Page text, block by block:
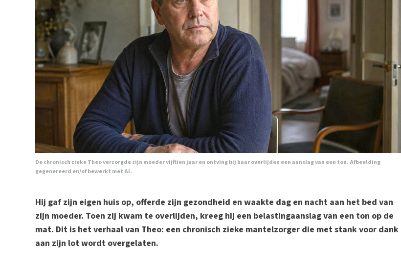
De chronisch zieke Theo verzorgde zijn moeder vijftien jaar en ontving bij haar overlijden een aanslag van een ton. Afbeelding
gegenereerd en/of bewerkt met AI.
Hij gaf zijn eigen huis op, offerde zijn gezondheid en waakte dag en nacht aan het bed van
zijn moeder. Toen zij kwam te overlijden, kreeg hij een belastingaanslag van een ton op de
mat. Dit is het verhaal van Theo: een chronisch zieke mantelzorger die met stank voor dank
aan zijn lot wordt overgelaten.